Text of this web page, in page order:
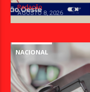
Redação
AGOSTO 8, 2026
NACIONAL